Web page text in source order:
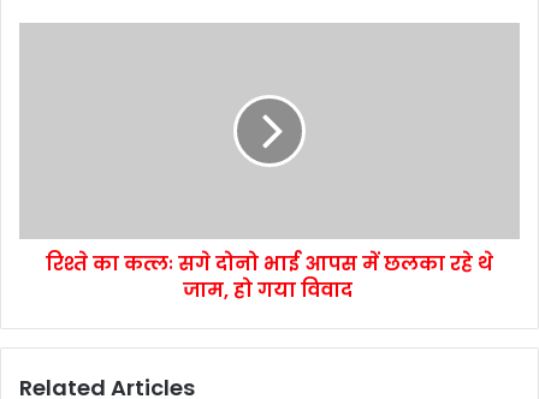
रिश्ते का कत्लः सगे दोनो भाई आपस में छलका रहे थे
जाम, हो गया विवाद
Related Articles